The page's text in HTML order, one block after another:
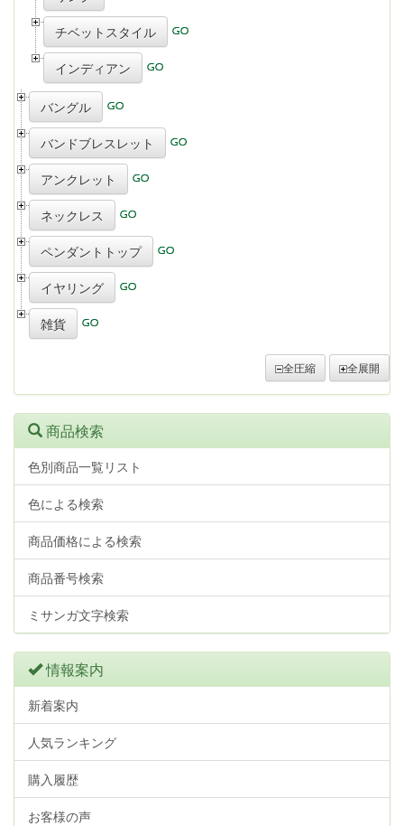
チベットスタイル
インディアン
バングル
バンドブレスレット
アンクレット
ネックレス
ペンダントトップ
イヤリング
雑貨
全圧縮 全展開
商品検索
色別商品一覧リスト
色による検索
商品価格による検索
商品番号検索
ミサンガ文字検索
情報案内
新着案内
人気ランキング
購入履歴
お客様の声